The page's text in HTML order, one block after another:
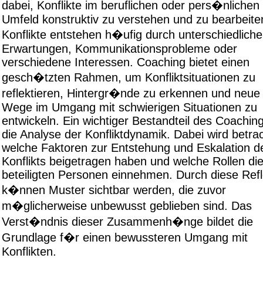
dabei, Konflikte im beruflichen oder pers�nlichen
Umfeld konstruktiv zu verstehen und zu
Konflikte entstehen h�ufig durch unterschiedliche
Erwartungen, Kommunikationsprobleme oder
verschiedene Interessen. Coaching bietet einen
gesch�tzten Rahmen, um Konfliktsituationen zu
reflektieren, Hintergr�nde zu erkennen und neue
Wege im Umgang mit schwierigen Situationen zu
entwickeln. Ein wichtiger Bestandteil des
die Analyse der Konfliktdynamik. Dabei wird
welche Faktoren zur Entstehung und Eskalation
Konflikts beigetragen haben und welche Rollen die
beteiligten Personen einnehmen. Durch diese
k�nnen Muster sichtbar werden, die zuvor
m�glicherweise unbewusst geblieben sind. Das
Verst�ndnis dieser Zusammenh�nge bildet die
Grundlage f�r einen bewussteren Umgang mit
Konflikten.